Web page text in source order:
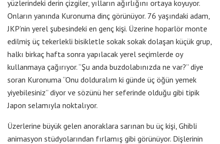
yüzlerindeki derin çizgiler, yılların ağırlığını ortaya koyuyor.
Onların yanında Kuronuma dinç görünüyor. 76 yaşındaki adam,
JKP’nin yerel şubesindeki en genç kişi. Üzerine hoparlör monte
edilmiş üç tekerlekli bisikletle sokak sokak dolaşan küçük grup,
halkı birkaç hafta sonra yapılacak yerel seçimlerde oy
kullanmaya çağırıyor. “Şu anda buzdolabınızda ne var?” diye
soran Kuronuma “Onu dolduralım ki günde üç öğün yemek
yiyebilesiniz” diyor ve sözünü her seferinde olduğu gibi tipik
Japon selamıyla noktalıyor.
Üzerlerine büyük gelen anoraklara sarınan bu üç kişi, Ghibli
animasyon stüdyolarından fırlamış gibi görünüyor. Dişlerinin